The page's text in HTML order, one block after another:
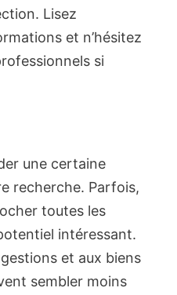
Lisez
et n’hésitez
si
une certaine
recherche. Parfois,
toutes les
intéressant.
et aux biens
sembler moins